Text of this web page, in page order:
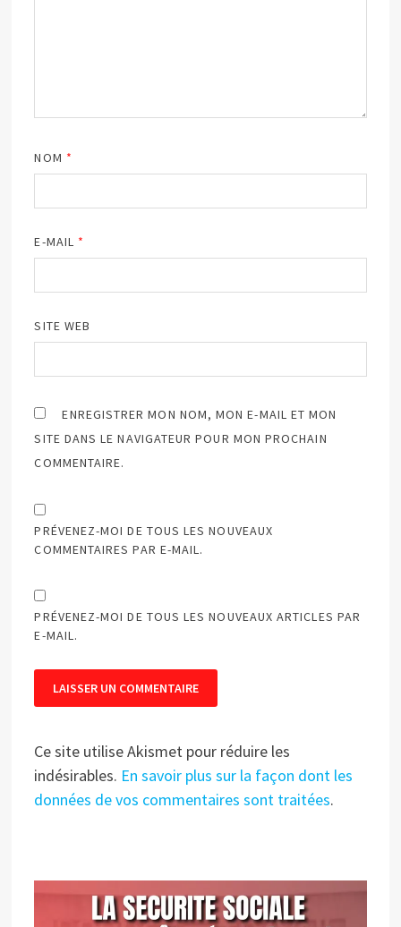
NOM *
E-MAIL *
SITE WEB
ENREGISTRER MON NOM, MON E-MAIL ET MON
SITE DANS LE NAVIGATEUR POUR MON PROCHAIN
COMMENTAIRE.
PRÉVENEZ-MOI DE TOUS LES NOUVEAUX
COMMENTAIRES PAR E-MAIL.
PRÉVENEZ-MOI DE TOUS LES NOUVEAUX ARTICLES PAR
E-MAIL.
Ce site utilise Akismet pour réduire les
indésirables. En savoir plus sur la façon dont les
données de vos commentaires sont traitées.